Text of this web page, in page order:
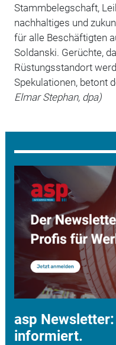
Stammbelegschaft,
nachhaltiges und
für alle Beschäftigten
Soldanski. Gerüchte,
Rüstungsstandort
Spekulationen, betont
Elmar Stephan, dpa)
asp
informiert.